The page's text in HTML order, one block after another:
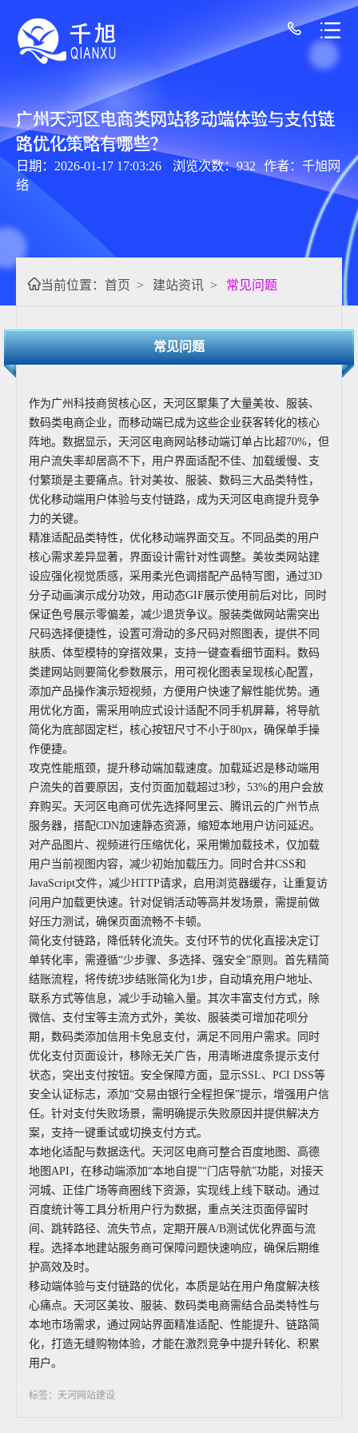
广州天河区电商类网站移动端体验与支付链
路优化策略有哪些？
日期：2026-01-17 17:03:26 浏览次数：932 作者：千旭网
络
当前位置： 首页 > 建站资讯 > 常见问题
常见问题
作为广州科技商贸核心区，天河区聚集了大量美妆、服装、
数码类电商企业，而移动端已成为这些企业获客转化的核心
阵地。数据显示，天河区电商网站移动端订单占比超70%，但
用户流失率却居高不下，用户界面适配不佳、加载缓慢、支
付繁琐是主要痛点。针对美妆、服装、数码三大品类特性，
优化移动端用户体验与支付链路，成为天河区电商提升竞争
力的关键。
精准适配品类特性，优化移动端界面交互。不同品类的用户
核心需求差异显著，界面设计需针对性调整。美妆类网站建
设应强化视觉质感，采用柔光色调搭配产品特写图，通过3D
分子动画演示成分功效，用动态GIF展示使用前后对比，同时
保证色号展示零偏差，减少退货争议。服装类做网站需突出
尺码选择便捷性，设置可滑动的多尺码对照图表，提供不同
肤质、体型模特的穿搭效果，支持一键查看细节面料。数码
类建网站则要简化参数展示，用可视化图表呈现核心配置，
添加产品操作演示短视频，方便用户快速了解性能优势。通
用优化方面，需采用响应式设计适配不同手机屏幕，将导航
简化为底部固定栏，核心按钮尺寸不小于80px，确保单手操
作便捷。
攻克性能瓶颈，提升移动端加载速度。加载延迟是移动端用
户流失的首要原因，支付页面加载超过3秒，53%的用户会放
弃购买。天河区电商可优先选择阿里云、腾讯云的广州节点
服务器，搭配CDN加速静态资源，缩短本地用户访问延迟。
对产品图片、视频进行压缩优化，采用懒加载技术，仅加载
用户当前视图内容，减少初始加载压力。同时合并CSS和
JavaScript文件，减少HTTP请求，启用浏览器缓存，让重复访
问用户加载更快速。针对促销活动等高并发场景，需提前做
好压力测试，确保页面流畅不卡顿。
简化支付链路，降低转化流失。支付环节的优化直接决定订
单转化率，需遵循“少步骤、多选择、强安全”原则。首先精简
结账流程，将传统3步结账简化为1步，自动填充用户地址、
联系方式等信息，减少手动输入量。其次丰富支付方式，除
微信、支付宝等主流方式外，美妆、服装类可增加花呗分
期，数码类添加信用卡免息支付，满足不同用户需求。同时
优化支付页面设计，移除无关广告，用清晰进度条提示支付
状态，突出支付按钮。安全保障方面，显示SSL、PCI DSS等
安全认证标志，添加“交易由银行全程担保”提示，增强用户信
任。针对支付失败场景，需明确提示失败原因并提供解决方
案，支持一键重试或切换支付方式。
本地化适配与数据迭代。天河区电商可整合百度地图、高德
地图API，在移动端添加“本地自提”“门店导航”功能，对接天
河城、正佳广场等商圈线下资源，实现线上线下联动。通过
百度统计等工具分析用户行为数据，重点关注页面停留时
间、跳转路径、流失节点，定期开展A/B测试优化界面与流
程。选择本地建站服务商可保障问题快速响应，确保后期维
护高效及时。
移动端体验与支付链路的优化，本质是站在用户角度解决核
心痛点。天河区美妆、服装、数码类电商需结合品类特性与
本地市场需求，通过网站界面精准适配、性能提升、链路简
化，打造无缝购物体验，才能在激烈竞争中提升转化、积累
用户。
标签：天河网站建设